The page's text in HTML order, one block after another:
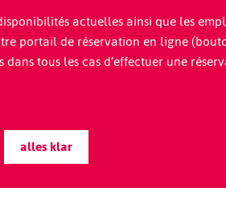
actuelles ainsi que les
portail de réservation en ligne
tous les cas d’effectuer une
alles klar